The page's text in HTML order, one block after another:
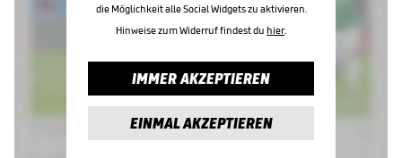
die Möglichkeit alle Social Widgets zu aktivieren.
Hinweise zum Widerruf findest du hier.
IMMER AKZEPTIEREN
EINMAL AKZEPTIEREN